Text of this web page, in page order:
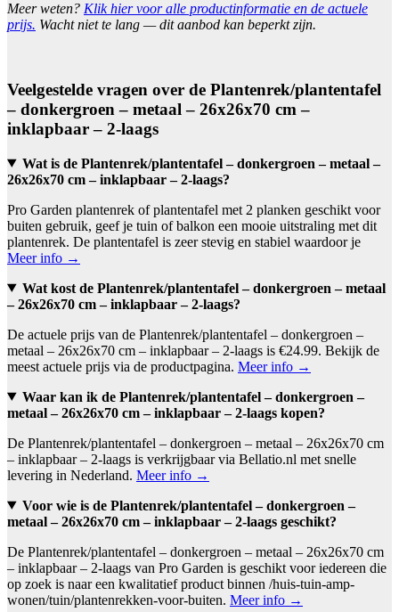
Meer weten? Klik hier voor alle productinformatie en de actuele
prijs. Wacht niet te lang — dit aanbod kan beperkt zijn.
Veelgestelde vragen over de Plantenrek/plantentafel
– donkergroen – metaal – 26x26x70 cm –
inklapbaar – 2-laags
Wat is de Plantenrek/plantentafel – donkergroen – metaal –
26x26x70 cm – inklapbaar – 2-laags?
Pro Garden plantenrek of plantentafel met 2 planken geschikt voor
buiten gebruik, geef je tuin of balkon een mooie uitstraling met dit
plantenrek. De plantentafel is zeer stevig en stabiel waardoor je
Meer info →
Wat kost de Plantenrek/plantentafel – donkergroen – metaal
– 26x26x70 cm – inklapbaar – 2-laags?
De actuele prijs van de Plantenrek/plantentafel – donkergroen –
metaal – 26x26x70 cm – inklapbaar – 2-laags is €24.99. Bekijk de
meest actuele prijs via de productpagina. Meer info →
Waar kan ik de Plantenrek/plantentafel – donkergroen –
metaal – 26x26x70 cm – inklapbaar – 2-laags kopen?
De Plantenrek/plantentafel – donkergroen – metaal – 26x26x70 cm
– inklapbaar – 2-laags is verkrijgbaar via Bellatio.nl met snelle
levering in Nederland. Meer info →
Voor wie is de Plantenrek/plantentafel – donkergroen –
metaal – 26x26x70 cm – inklapbaar – 2-laags geschikt?
De Plantenrek/plantentafel – donkergroen – metaal – 26x26x70 cm
– inklapbaar – 2-laags van Pro Garden is geschikt voor iedereen die
op zoek is naar een kwalitatief product binnen /huis-tuin-amp-
wonen/tuin/plantenrekken-voor-buiten. Meer info →